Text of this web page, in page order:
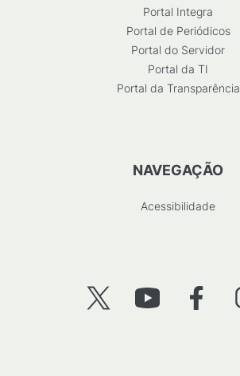
Portal Integra
Portal de Periódicos
Portal do Servidor
Portal da TI
Portal da Transparência
NAVEGAÇÃO
Acessibilidade